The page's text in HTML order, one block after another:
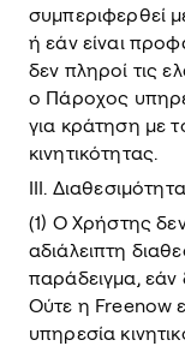
συμπεριφερθεί
ή εάν είναι
δεν πληροί τις
ο Πάροχος
για κράτηση με
κινητικότητας.
III.
(1) Ο Χρήστης
αδιάλειπτη
παράδειγμα, εάν
Ούτε η Freenow
υπηρεσία